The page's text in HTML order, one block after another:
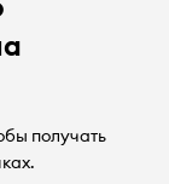
получать